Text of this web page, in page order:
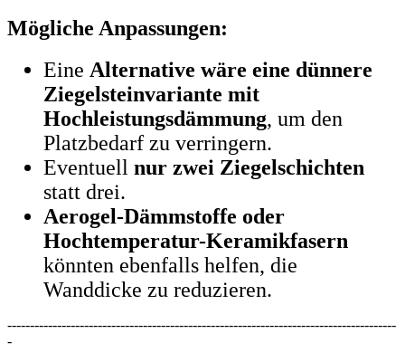
Mögliche Anpassungen:
Eine Alternative wäre eine dünnere
Ziegelsteinvariante mit
Hochleistungsdämmung, um den
Platzbedarf zu verringern.
Eventuell nur zwei Ziegelschichten
statt drei.
Aerogel-Dämmstoffe oder
Hochtemperatur-Keramikfasern
könnten ebenfalls helfen, die
Wanddicke zu reduzieren.
--------------------------------------------------------------------------------------
-